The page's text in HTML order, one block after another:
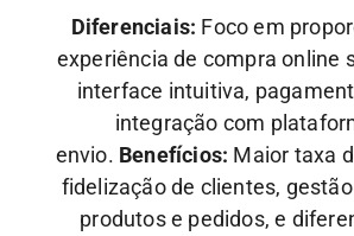
Diferenciais: Foco em
experiência de compra online
interface intuitiva,
integração com
envio. Benefícios: Maior taxa
fidelização de clientes,
produtos e pedidos, e